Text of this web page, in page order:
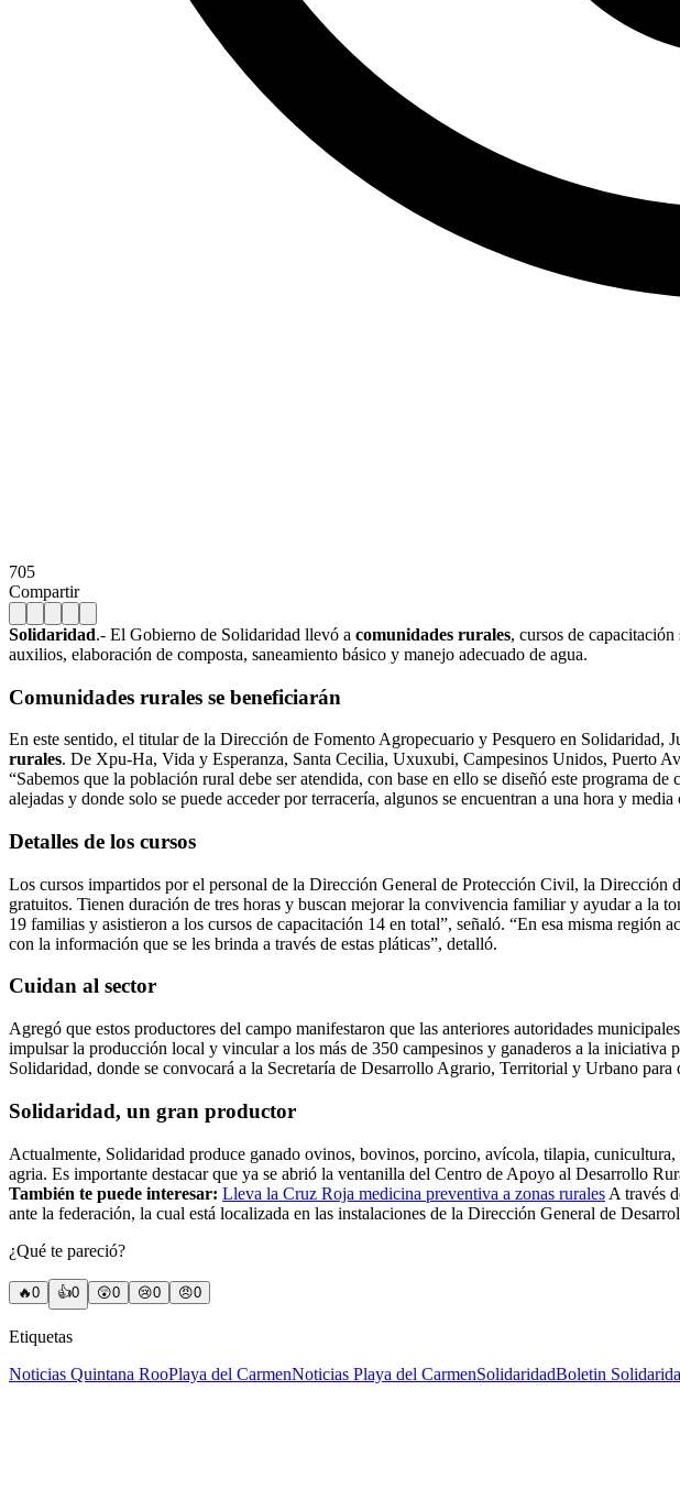
705
Compartir
Solidaridad.- El Gobierno de Solidaridad llevó a comunidades rurales, cursos de
auxilios, elaboración de composta, saneamiento básico y manejo adecuado de agua.
Comunidades rurales se beneficiarán
En este sentido, el titular de la Dirección de Fomento Agropecuario y Pesquero en
rurales. De Xpu-Ha, Vida y Esperanza, Santa Cecilia, Uxuxubi, Campesinos Unidos, Puerto
“Sabemos que la población rural debe ser atendida, con base en ello se diseñó este programa
alejadas y donde solo se puede acceder por terracería, algunos se encuentran a una hora y
Detalles de los cursos
Los cursos impartidos por el personal de la Dirección General de Protección Civil, la
gratuitos. Tienen duración de tres horas y buscan mejorar la convivencia familiar y ayudar a la
19 familias y asistieron a los cursos de capacitación 14 en total”, señaló. “En esa misma
con la información que se les brinda a través de estas pláticas”, detalló.
Cuidan al sector
Agregó que estos productores del campo manifestaron que las anteriores autoridades
impulsar la producción local y vincular a los más de 350 campesinos y ganaderos a la
Solidaridad, donde se convocará a la Secretaría de Desarrollo Agrario, Territorial y Urbano
Solidaridad, un gran productor
Actualmente, Solidaridad produce ganado ovinos, bovinos, porcino, avícola, tilapia,
agria. Es importante destacar que ya se abrió la ventanilla del Centro de Apoyo al Desarrollo
También te puede interesar: Lleva la Cruz Roja medicina preventiva a zonas rurales A través
ante la federación, la cual está localizada en las instalaciones de la Dirección General de
¿Qué te pareció?
🔥0 👍0 😲0 😢0 😠0
Etiquetas
Noticias Quintana RooPlaya del CarmenNoticias Playa del CarmenSolidaridadBoletin